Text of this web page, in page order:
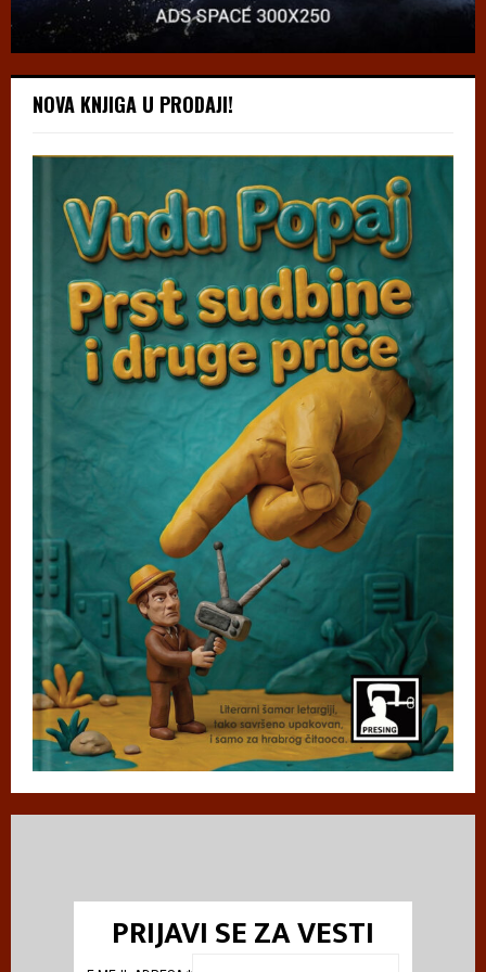
NOVA KNJIGA U PRODAJI!
PRIJAVI SE ZA VESTI